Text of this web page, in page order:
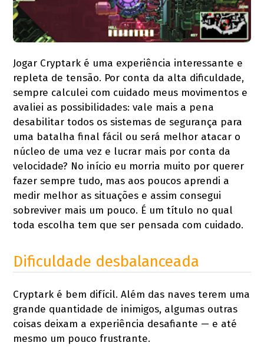
Jogar Cryptark é uma experiência interessante e
repleta de tensão. Por conta da alta dificuldade,
sempre calculei com cuidado meus movimentos e
avaliei as possibilidades: vale mais a pena
desabilitar todos os sistemas de segurança para
uma batalha final fácil ou será melhor atacar o
núcleo de uma vez e lucrar mais por conta da
velocidade? No início eu morria muito por querer
fazer sempre tudo, mas aos poucos aprendi a
medir melhor as situações e assim consegui
sobreviver mais um pouco. É um título no qual
toda escolha tem que ser pensada com cuidado.
Dificuldade desbalanceada
Cryptark é bem difícil. Além das naves terem uma
grande quantidade de inimigos, algumas outras
coisas deixam a experiência desafiante — e até
mesmo um pouco frustrante.